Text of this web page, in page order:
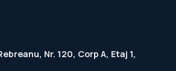
Nr. 120, Corp A, Etaj 1,